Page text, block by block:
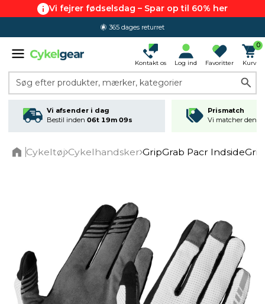
Vi fejrer fødselsdag – Spar op til 60% her
365 dages returret
Kontakt os Log ind Favoritter
0
Kurv
Søg efter produkter, mærker, kategorier
Vi afsender i dag
Bestil inden 06t 19m 08s
Prismatch
Vi matcher den
Cykeltøj Cykelhandsker GripGrab Pacr